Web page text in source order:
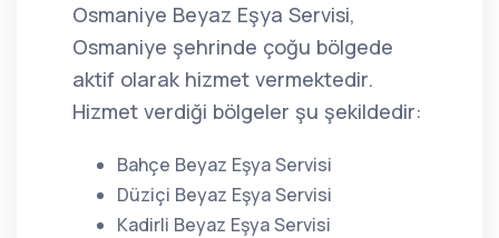
Osmaniye Beyaz Eşya Servisi,
Osmaniye şehrinde çoğu bölgede
aktif olarak hizmet vermektedir.
Hizmet verdiği bölgeler şu şekildedir:
Bahçe Beyaz Eşya Servisi
Düziçi Beyaz Eşya Servisi
Kadirli Beyaz Eşya Servisi